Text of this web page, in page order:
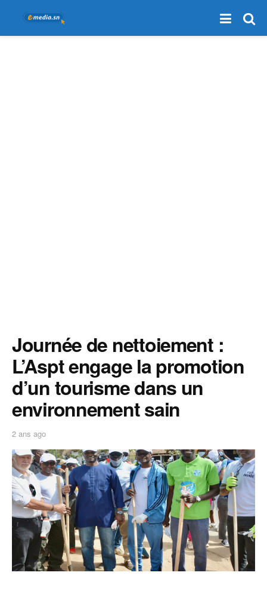
Journée de nettoiement :
L’Aspt engage la promotion
d’un tourisme dans un
environnement sain
2 ans ago